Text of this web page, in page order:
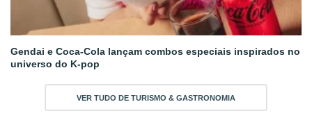
Gendai e Coca-Cola lançam combos especiais inspirados no
universo do K-pop
VER TUDO DE TURISMO & GASTRONOMIA